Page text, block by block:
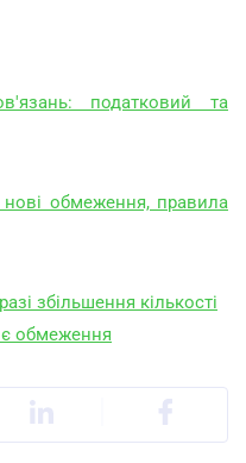
податковий та
обмеження, правила
збільшення кількості
є обмеження